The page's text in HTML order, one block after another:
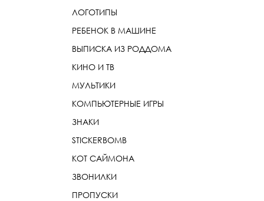
ЛОГОТИПЫ
РЕБЕНОК В МАШИНЕ
ВЫПИСКА ИЗ РОДДОМА
КИНО И ТВ
МУЛЬТИКИ
КОМПЬЮТЕРНЫЕ ИГРЫ
ЗНАКИ
STICKERBOMB
КОТ САЙМОНА
ЗВОНИЛКИ
ПРОПУСКИ